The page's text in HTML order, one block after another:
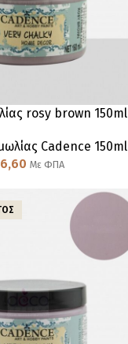
rosy brown 150ml
Cadence 150ml
6,60 Με ΦΠΑ